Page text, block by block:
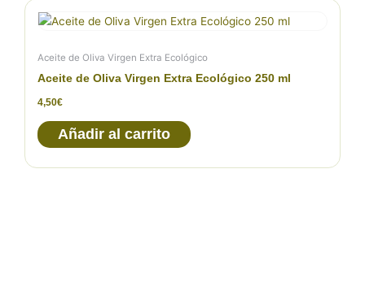
Aceite de Oliva Virgen Extra Ecológico
Aceite de Oliva Virgen Extra Ecológico 250 ml
4,50€
Añadir al carrito